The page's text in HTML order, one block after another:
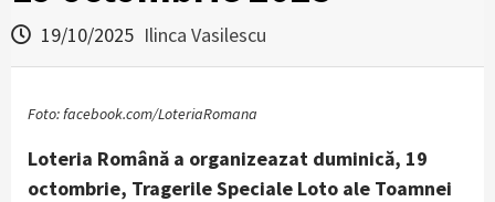
19/10/2025 Ilinca Vasilescu
Foto: facebook.com/LoteriaRomana
Loteria Română a organizeazat duminică, 19
octombrie, Tragerile Speciale Loto ale Toamnei